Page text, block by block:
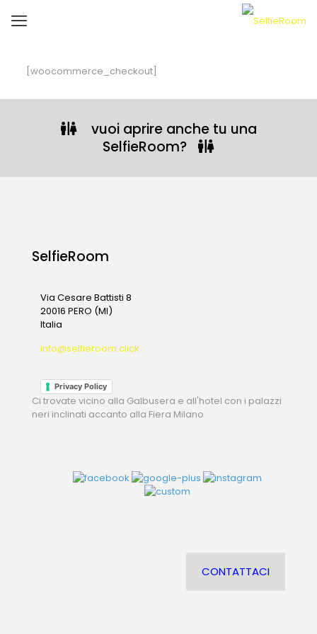
[woocommerce_checkout]
vuoi aprire anche tu una
SelfieRoom?
SelfieRoom
Via Cesare Battisti 8
20016 PERO (MI)
Italia
info@selfieroom.click
Privacy Policy
Ci trovate vicino alla Galbusera e all'hotel con i palazzi
neri inclinati accanto alla Fiera Milano
CONTATTACI